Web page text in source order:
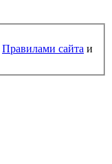
Правилами сайта и